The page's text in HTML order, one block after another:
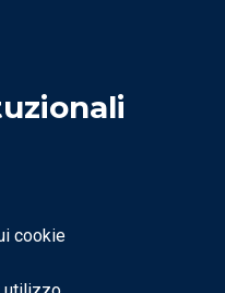
cookie